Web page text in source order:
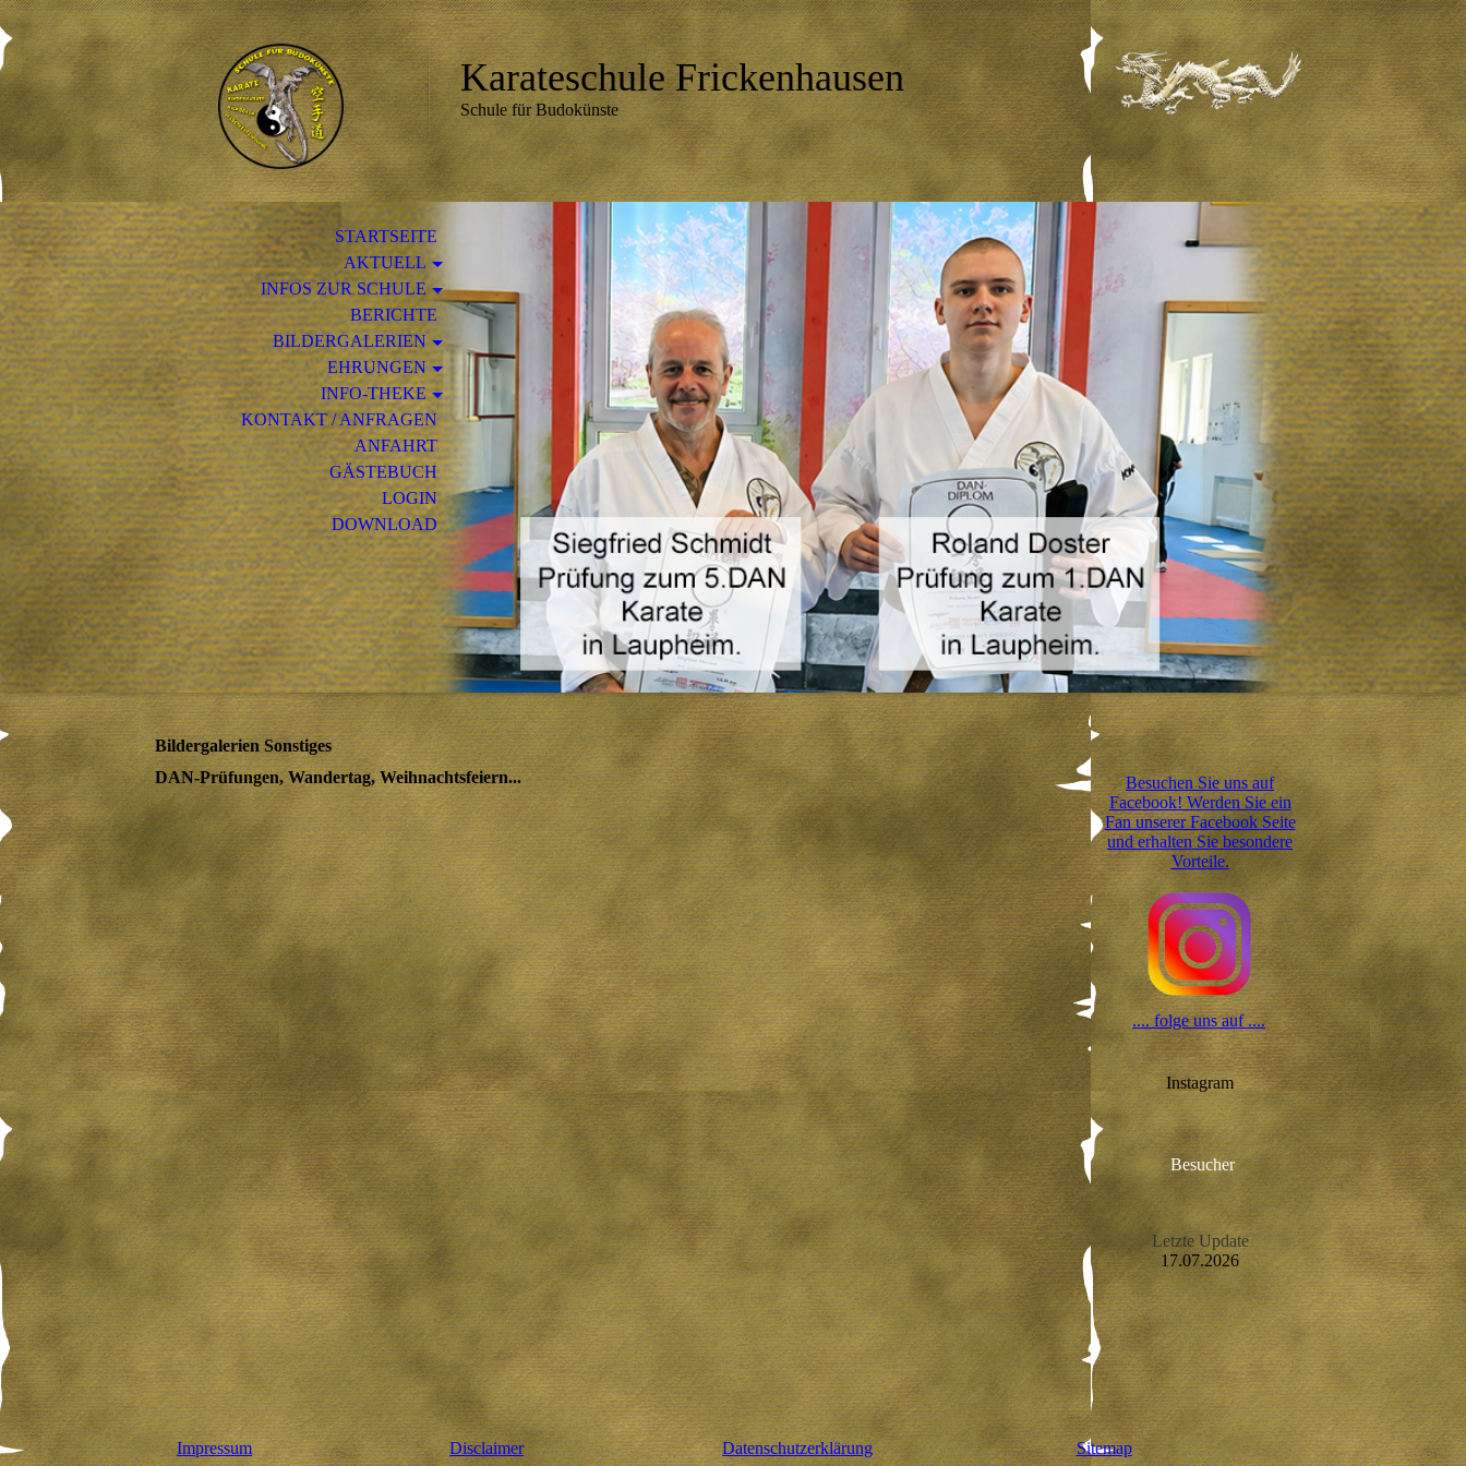
Karateschule Frickenhausen
Schule für Budokünste
STARTSEITE
AKTUELL
INFOS ZUR SCHULE
BERICHTE
BILDERGALERIEN
EHRUNGEN
INFO-THEKE
KONTAKT / ANFRAGEN
ANFAHRT
GÄSTEBUCH
LOGIN
DOWNLOAD
Bildergalerien Sonstiges
DAN-Prüfungen, Wandertag, Weihnachtsfeiern...
Besuchen Sie uns auf
Facebook! Werden Sie ein
Fan unserer Facebook Seite
und erhalten Sie besondere
Vorteile.
.... folge uns auf ....
Instagram
Besucher
Letzte Update
17.07.2026
Impressum Disclaimer Datenschutzerklärung Sitemap